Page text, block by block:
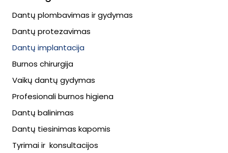
Dantų plombavimas ir gydymas
Dantų protezavimas
Dantų implantacija
Burnos chirurgija
Vaikų dantų gydymas
Profesionali burnos higiena
Dantų balinimas
Dantų tiesinimas kapomis
Tyrimai ir konsultacijos